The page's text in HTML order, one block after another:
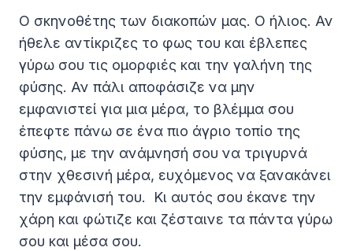
Ο σκηνοθέτης των διακοπών μας. Ο ήλιος. Αν
ήθελε αντίκριζες το φως του και έβλεπες
γύρω σου τις ομορφιές και την γαλήνη της
φύσης. Αν πάλι αποφάσιζε να μην
εμφανιστεί για μια μέρα, το βλέμμα σου
έπεφτε πάνω σε ένα πιο άγριο τοπίο της
φύσης, με την ανάμνησή σου να τριγυρνά
στην χθεσινή μέρα, ευχόμενος να ξανακάνει
την εμφάνισή του. Κι αυτός σου έκανε την
χάρη και φώτιζε και ζέσταινε τα πάντα γύρω
σου και μέσα σου.